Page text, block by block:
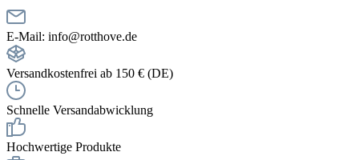
E-Mail: info@rotthove.de
Versandkostenfrei ab 150 € (DE)
Schnelle Versandabwicklung
Hochwertige Produkte